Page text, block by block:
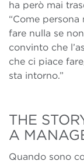
ha però mai
“Come
fare nulla se
convinto che
che ci piace
sta intorno.”
THE
A
Quando sono